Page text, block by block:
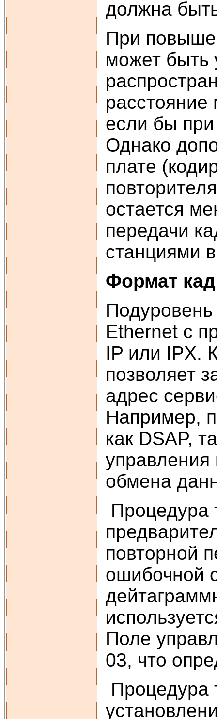
должна
При
может быть
если бы
Однако
плате
остается
передачи
станциями
Формат
Ethernet с
IP или IPX.
позволяет
адрес
Например,
как DSAP,
управления
обмена
Процедура
повторной
ошибочной
Поле
03, что
Процедура